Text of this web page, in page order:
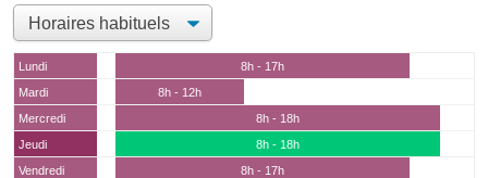
Lundi
8h - 17h
Mardi
8h - 12h
Mercredi
8h - 18h
Jeudi
8h - 18h
Vendredi
8h - 17h